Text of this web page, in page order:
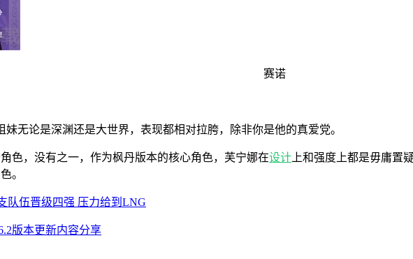
赛诺
无论是深渊还是大世界，表现都相对拉胯，除非你是他的真爱党。
色，没有之一，作为枫丹版本的核心角色，芙宁娜在设计 上和强度上都是毋庸置
。
队伍晋级四强 压力给到LNG
版本更新内容分享